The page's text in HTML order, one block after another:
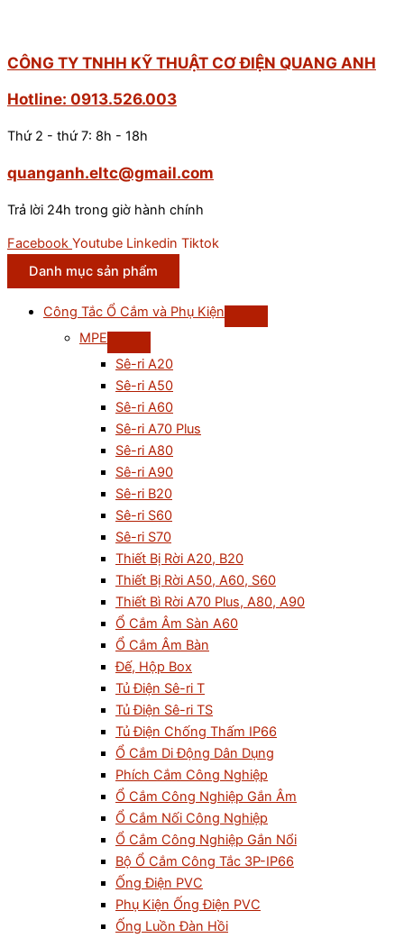
CÔNG TY TNHH KỸ THUẬT CƠ ĐIỆN QUANG ANH
Hotline: 0913.526.003
Thứ 2 - thứ 7: 8h - 18h
quanganh.eltc@gmail.com
Trả lời 24h trong giờ hành chính
Facebook Youtube Linkedin Tiktok
Danh mục sản phẩm
Công Tắc Ổ Cắm và Phụ Kiện
MPE
Sê-ri A20
Sê-ri A50
Sê-ri A60
Sê-ri A70 Plus
Sê-ri A80
Sê-ri A90
Sê-ri B20
Sê-ri S60
Sê-ri S70
Thiết Bị Rời A20, B20
Thiết Bị Rời A50, A60, S60
Thiết Bì Rời A70 Plus, A80, A90
Ổ Cắm Âm Sàn A60
Ổ Cắm Âm Bàn
Đế, Hộp Box
Tủ Điện Sê-ri T
Tủ Điện Sê-ri TS
Tủ Điện Chống Thấm IP66
Ổ Cắm Di Động Dân Dụng
Phích Cắm Công Nghiệp
Ổ Cắm Công Nghiệp Gắn Âm
Ổ Cắm Nối Công Nghiệp
Ổ Cắm Công Nghiệp Gắn Nổi
Bộ Ổ Cắm Công Tắc 3P-IP66
Ống Điện PVC
Phụ Kiện Ống Điện PVC
Ống Luồn Đàn Hồi